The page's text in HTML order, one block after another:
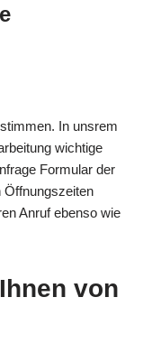
In unsrem
wichtige
Formular der
Öffnungszeiten
Anruf ebenso wie
von